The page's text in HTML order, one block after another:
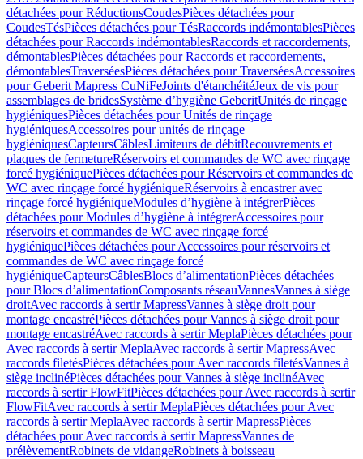
détachées pour RéductionsCoudesPièces détachées pour
CoudesTésPièces détachées pour TésRaccords indémontablesPièces
détachées pour Raccords indémontablesRaccords et raccordements,
démontablesPièces détachées pour Raccords et raccordements,
démontablesTraverséesPièces détachées pour TraverséesAccessoires
pour Geberit Mapress CuNiFeJoints d'étanchéitéJeux de vis pour
assemblages de bridesSystème d’hygiène GeberitUnités de rinçage
hygiéniquesPièces détachées pour Unités de rinçage
hygiéniquesAccessoires pour unités de rinçage
hygiéniquesCapteursCâblesLimiteurs de débitRecouvrements et
plaques de fermetureRéservoirs et commandes de WC avec rinçage
forcé hygiéniquePièces détachées pour Réservoirs et commandes de
WC avec rinçage forcé hygiéniqueRéservoirs à encastrer avec
rinçage forcé hygiéniqueModules d’hygiène à intégrerPièces
détachées pour Modules d’hygiène à intégrerAccessoires pour
réservoirs et commandes de WC avec rinçage forcé
hygiéniquePièces détachées pour Accessoires pour réservoirs et
commandes de WC avec rinçage forcé
hygiéniqueCapteursCâblesBlocs d’alimentationPièces détachées
pour Blocs d’alimentationComposants réseauVannesVannes à siège
droitAvec raccords à sertir MapressVannes à siège droit pour
montage encastréPièces détachées pour Vannes à siège droit pour
montage encastréAvec raccords à sertir MeplaPièces détachées pour
Avec raccords à sertir MeplaAvec raccords à sertir MapressAvec
raccords filetésPièces détachées pour Avec raccords filetésVannes à
siège inclinéPièces détachées pour Vannes à siège inclinéAvec
raccords à sertir FlowFitPièces détachées pour Avec raccords à sertir
FlowFitAvec raccords à sertir MeplaPièces détachées pour Avec
raccords à sertir MeplaAvec raccords à sertir MapressPièces
détachées pour Avec raccords à sertir MapressVannes de
prélèvementRobinets de vidangeRobinets à boisseau